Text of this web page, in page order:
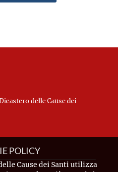
delle Cause dei
POLICY
Cause dei Santi utilizza